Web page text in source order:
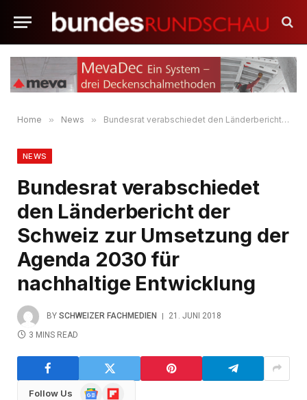
Home » News » Bundesrat verabschiedet den Länderbericht der Schweiz zur Umsetzung der Agenda 2030 für nachhaltige Entwicklung
NEWS
Bundesrat verabschiedet
den Länderbericht der
Schweiz zur Umsetzung der
Agenda 2030 für
nachhaltige Entwicklung
BY SCHWEIZER FACHMEDIEN
21. JUNI 2018
3 MINS READ
Follow Us
GoogleFlipboard